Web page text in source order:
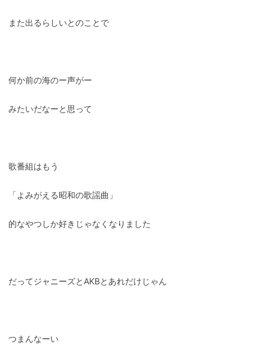
また出るらしいとのことで
何か前の海のー声がー
みたいだなーと思って
歌番組はもう
「よみがえる昭和の歌謡曲 」
的なやつしか好きじゃなくなりました
だってジャニーズとAKBとあれだけじゃん
つまんなーい